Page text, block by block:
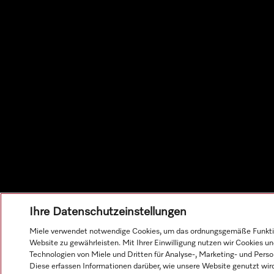
Ihre Datenschutzeinstellungen
Miele verwendet notwendige Cookies, um das ordnungsgemäße
Website zu gewährleisten. Mit Ihrer Einwilligung nutzen wir Cookies
Technologien von Miele und Dritten für Analyse-, Marketing- und
Diese erfassen Informationen darüber, wie unsere Website genutzt